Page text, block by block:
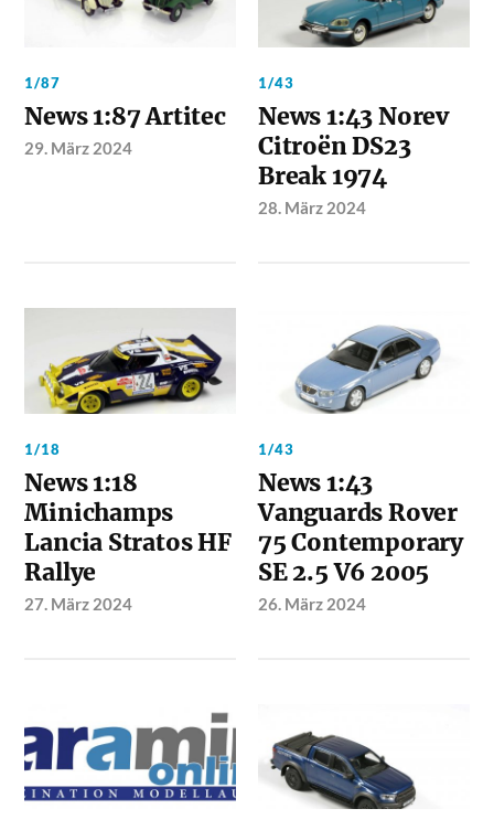
1/87
News 1:87 Artitec
29. März 2024
1/43
News 1:43 Norev
Citroën DS23
Break 1974
28. März 2024
1/18
News 1:18
Minichamps
Lancia Stratos HF
Rallye
27. März 2024
1/43
News 1:43
Vanguards Rover
75 Contemporary
SE 2.5 V6 2005
26. März 2024